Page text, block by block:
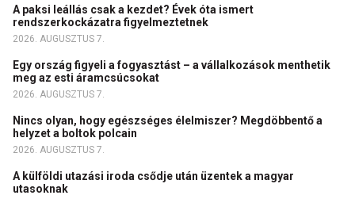
A paksi leállás csak a kezdet? Évek óta ismert
rendszerkockázatra figyelmeztetnek
2026. AUGUSZTUS 7.
Egy ország figyeli a fogyasztást – a vállalkozások menthetik
meg az esti áramcsúcsokat
2026. AUGUSZTUS 7.
Nincs olyan, hogy egészséges élelmiszer? Megdöbbentő a
helyzet a boltok polcain
2026. AUGUSZTUS 7.
A külföldi utazási iroda csődje után üzentek a magyar
utasoknak